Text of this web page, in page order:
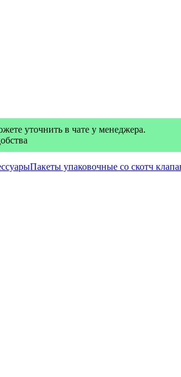
уточнить в чате у менеджера.
Пакеты упаковочные со скотч